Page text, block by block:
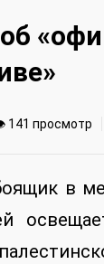
141 просмотр
в